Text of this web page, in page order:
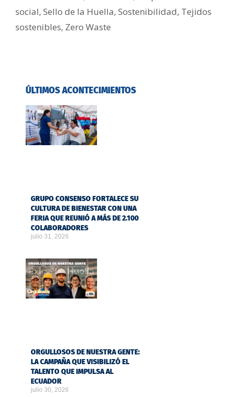
social, Sello de la Huella, Sostenibilidad, Tejidos
sostenibles, Zero Waste
ÚLTIMOS ACONTECIMIENTOS
GRUPO CONSENSO FORTALECE SU
CULTURA DE BIENESTAR CON UNA
FERIA QUE REUNIÓ A MÁS DE 2.100
COLABORADORES
julio 31, 2026
ORGULLOSOS DE NUESTRA GENTE:
LA CAMPAÑA QUE VISIBILIZÓ EL
TALENTO QUE IMPULSA AL
ECUADOR
julio 30, 2026